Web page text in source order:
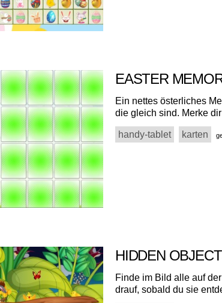
EASTER
Ein nettes österliches
die gleich sind. Merke
handy-tablet karten
HIDDEN
Finde im Bild alle auf
drauf, sobald du sie